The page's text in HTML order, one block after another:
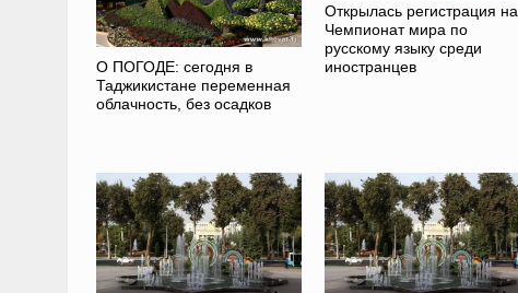
О ПОГОДЕ: сегодня в
Таджикистане переменная
облачность, без осадков
Открылась регистрация на
Чемпионат мира по
русскому языку среди
иностранцев